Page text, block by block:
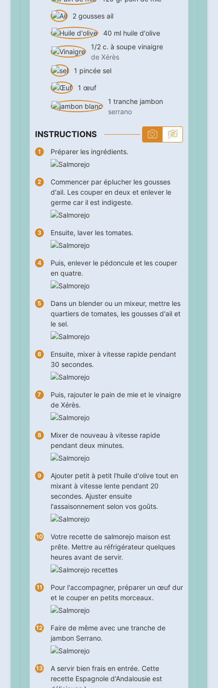
2 gousses ail
40 ml huile d'olive
1/2 c. à soupe vinaigre
de Xérès
1 pincée sel
1 œuf
1 tranche jambon
serrano
INSTRUCTIONS
Préparer les ingrédients.
Commencer par éplucher les gousses
d'ail. Les couper en deux et enlever le
germe car il est indigeste.
Ensuite, laver les tomates.
Puis, enlever le pédoncule et les couper
en quatre.
Dans un blender ou un mixeur, mettre les
quartiers de tomates, les gousses d'ail et
le sel.
Ensuite, mixer à vitesse rapide pendant
30 secondes.
Puis, rajouter le pain de mie et le vinaigre
de Xérès.
Mixer de nouveau à vitesse rapide
pendant deux minutes.
Ajouter petit à petit l'huile d'olive tout en
mixant à vitesse lente pendant 20
secondes. Ajuster ensuite
l'assaisonnement selon vos goûts.
Votre recette de salmorejo maison est
prête. Mettre au réfrigérateur quelques
heures avant de servir.
Pour l'accompagner, préparer un œuf dur
et le couper en petits morceaux.
Faire de même avec une tranche de
jambon Serrano.
A servir bien frais en entrée. Cette
recette Espagnole d'Andalousie est